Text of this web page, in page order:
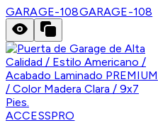
GARAGE-108GARAGE-108
ACCESSPRO